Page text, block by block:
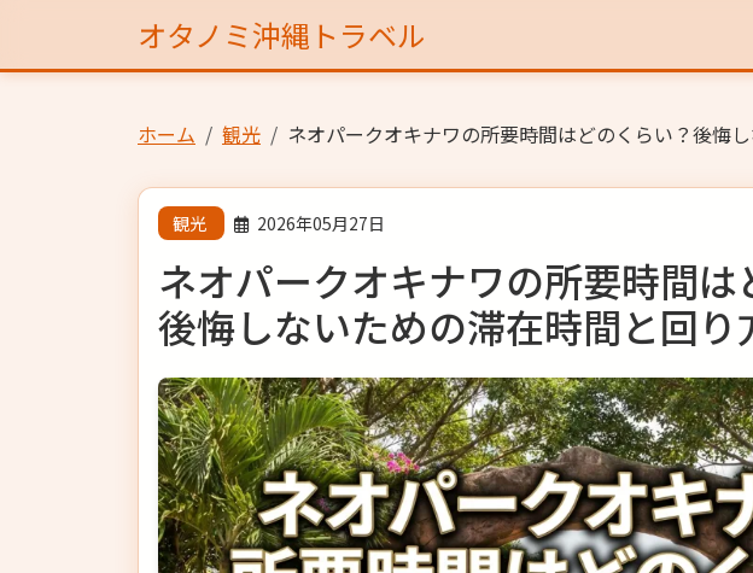
オタノミ沖縄トラベル
ホーム 観光 ネオパークオキナワの所要時間はどのくらい？後悔
観光 2026年05月27日
ネオパークオキナワの所要時間は
後悔しないための滞在時間と回り